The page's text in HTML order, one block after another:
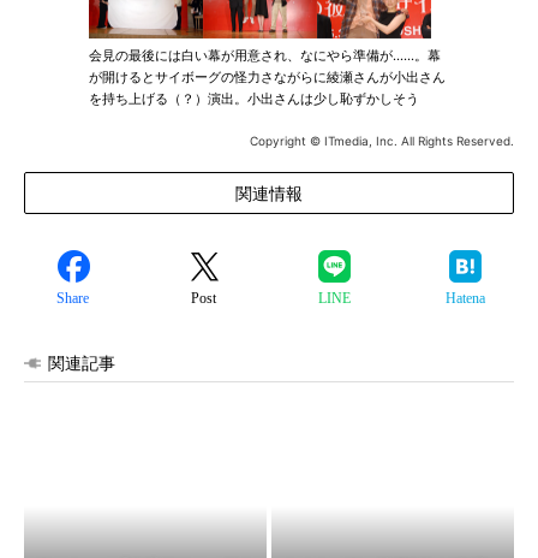
会見の最後には白い幕が用意され、なにやら準備が……。幕
が開けるとサイボーグの怪力さながらに綾瀬さんが小出さん
を持ち上げる（？）演出。小出さんは少し恥ずかしそう
Copyright © ITmedia, Inc. All Rights Reserved.
関連情報
Share Post LINE Hatena
関連記事